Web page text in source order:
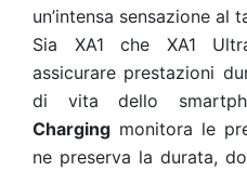
un’intensa sensazione al
Sia XA1 che XA1
assicurare prestazioni
di vita dello
Charging monitora le
ne preserva la durata,